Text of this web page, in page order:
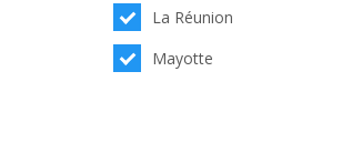
La Réunion
Mayotte